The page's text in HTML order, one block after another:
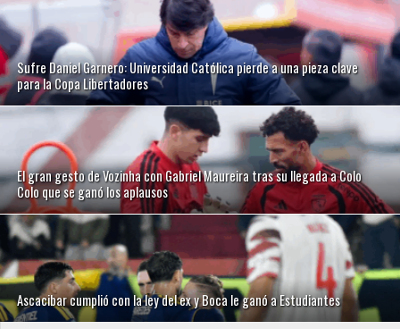
Sufre Daniel Garnero: Universidad Católica pierde a una pieza clave
para la Copa Libertadores
El gran gesto de Vozinha con Gabriel Maureira tras su llegada a Colo
Colo que se ganó los aplausos
Ascacibar cumplió con la ley del ex y Boca le ganó a Estudiantes